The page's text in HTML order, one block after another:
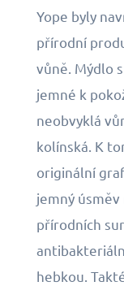
Yope byly
přírodní
vůně. Mýdlo
jemné k
neobvyklá
kolínská. K
originální
jemný úsměv
přírodních
hebkou.